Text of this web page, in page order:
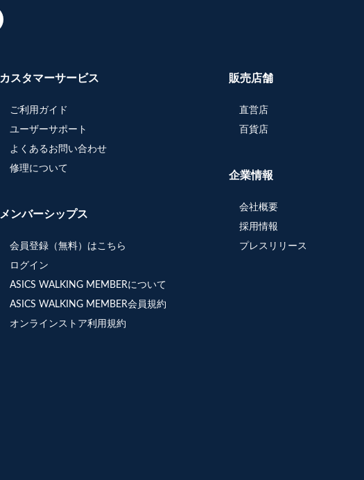
カスタマーサービス
ご利用ガイド
ユーザーサポート
よくあるお問い合わせ
修理について
メンバーシップス
会員登録（無料）はこちら
ログイン
ASICS WALKING MEMBERについて
ASICS WALKING MEMBER会員規約
オンラインストア利用規約
販売店舗
直営店
百貨店
企業情報
会社概要
採用情報
プレスリリース